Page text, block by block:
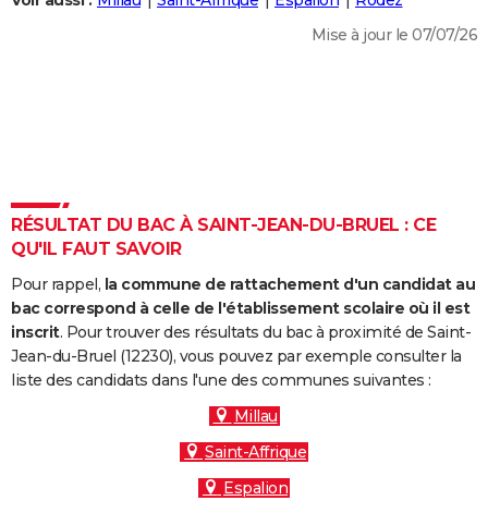
DICTIONNAIRE
Dictionnaire
Biographies
Citations
Expressions
Proverbes
PROGRAMME TV
COPAINS D'AVANT
S'inscrire
Se connecter
Lycées
Collèges
Primaires
Universités
Entreprises
Service militaire
Avis de recherche
AVIS DE DÉCÈS
FORUM
Mise à jour le 07/07/26
RÉSULTAT DU BAC À SAINT-JEAN-DU-BRUEL : CE
QU'IL FAUT SAVOIR
Pour rappel, la commune de rattachement d'un candidat au
bac correspond à celle de l'établissement scolaire où il est
inscrit. Pour trouver des résultats du bac à proximité de Saint-
Jean-du-Bruel (12230), vous pouvez par exemple consulter la
liste des candidats dans l'une des communes suivantes :
Millau
Saint-Affrique
Espalion